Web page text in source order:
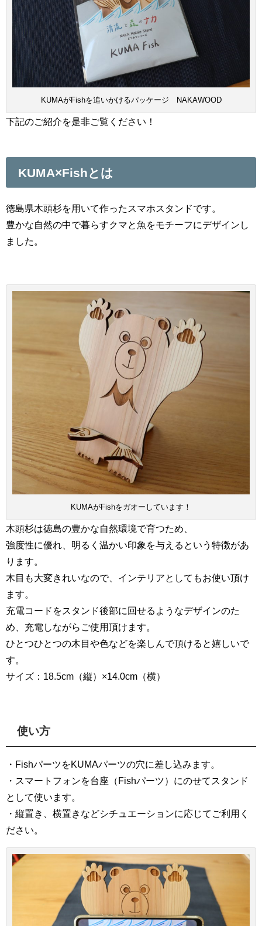
KUMAがFishを追いかけるパッケージ NAKAWOOD
下記のご紹介を是非ご覧ください！
KUMA×Fishとは
徳島県木頭杉を用いて作ったスマホスタンドです。
豊かな自然の中で暮らすクマと魚をモチーフにデザインし
ました。
KUMAがFishをガオーしています！
木頭杉は徳島の豊かな自然環境で育つため、
強度性に優れ、明るく温かい印象を与えるという特徴があ
ります。
木目も大変きれいなので、インテリアとしてもお使い頂け
ます。
充電コードをスタンド後部に回せるようなデザインのた
め、充電しながらご使用頂けます。
ひとつひとつの木目や色などを楽しんで頂けると嬉しいで
す。
サイズ：18.5cm（縦）×14.0cm（横）
使い方
・FishパーツをKUMAパーツの穴に差し込みます。
・スマートフォンを台座（Fishパーツ）にのせてスタンド
として使います。
・縦置き、横置きなどシチュエーションに応じてご利用く
ださい。